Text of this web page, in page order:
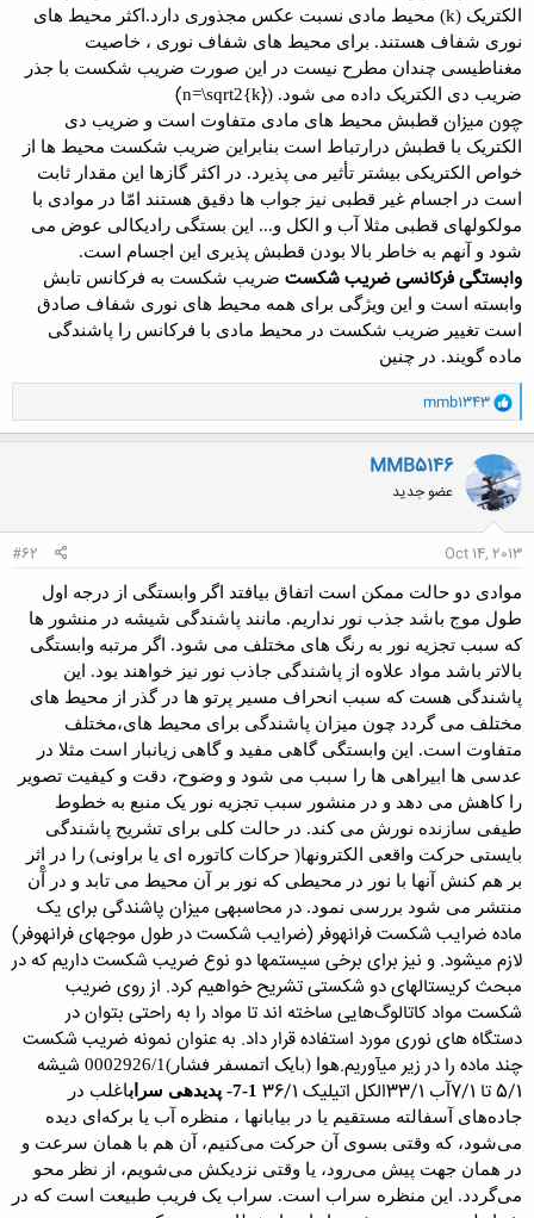
الکتریک (k) محیط مادی نسبت عکس مجذوری دارد.اکثر محیط های
نوری شفاف هستند. برای محیط های شفاف نوری ، خاصیت
مغناطیسی چندان مطرح نیست در این صورت ضریب شکست با جذر
ضریب دی الکتریک داده می شود. (
n=\sqrt2{k})
چون میزان قطبش محیط های مادی متفاوت است و ضریب دی
الکتریک با قطبش درارتباط است بنابراین ضریب شکست محیط ها از
خواص الکتریکی بیشتر تأثیر می پذیرد. در اکثرگاز ها این مقدار ثابت
است در اجسام غیر قطبی نیز جواب ها دقیق هستند امّا در موادی با
مولکولهای قطبی مثلا آب و الکل و... این بستگی رادیکالی عوض می
شود و آنهم به خاطر بالا بودن قطبش پذیری این اجسام است.
وابستگی فرکانسی ضریب شکست ضریب شکست به فرکانس تابش
وابسته است و این ویژگی برای همه محیط های نوری شفاف صادق
است تغییر ضریب شکست در محیط مادی با فرکانس را پاشندگی
ماده گویند. در چنین
و
ا
ک
ن
ش
ه
ا
mmb1343
MMB5146
عضو جدید
Oct 14, 2013
#62
موادی دو حالت ممکن است اتفاق بیافتد اگر وابستگی از درجه اول
طول موج باشد جذب نور نداریم. مانند پاشندگی شیشه در منشور ها
که سبب تجزیه نور به رنگ های مختلف می شود. اگر مرتبه وابستگی
بالاتر باشد مواد علاوه از پاشندگی جاذب نور نیز خواهند بود. این
پاشندگی هست که سبب
انحراف مسیر پرتو ها در گذر از محیط های
مختلف می گردد چون میزان پاشندگی برای محیط های،مختلف
متفاوت است.
این وابستگی گاهی مفید و گاهی زیانبار است مثلا در
عدسی ها ابیراهی ها را سبب می شود و وضوح، دقت و کیفیت تصویر
را کاهش می دهد و در منشور سبب تجزیه نور یک منبع به خطوط
طیفی سازنده نور ش می کند. در حالت کلی برای تشریح پاشندگی
بایستی حرکت واقعی
الکترونها( حرکات کاتوره ای یا براونی) را در اثر
بر هم کنش آنها با نور در محیطی که نور بر آن محیط می تابد و در آْن
منتشر می شود بررسی نمود. در محاسبه­ی میزان پاشندگی برای یک
ماده ضرایب شکست فرانهوفر (ضرایب شکست در طول موج­های فرانهوفر)
لازم می­شود. و نیز برای برخی سیستم­ها دو نوع ضریب شکست داریم که در
مبحث کریستال­های دو شکستی تشریح خواهیم کرد. از روی ضریب
شکست مواد کاتالوگ‌هایی ساخته اند تا مواد را به راحتی بتوان در
دستگاه های نوری مورد استفاده قرار داد. به عنوان نمونه ضریب شکست
چند ماده را در زیر می­آوریم.هوا (بایک اتمسفر فشار )0002926/1
شیشه
5/1 تا 7/1
آب الکل اتیلیک 36/1 1-7- پدیده­ی سراب
اغلب در
جاده‌های آسفالته مستقیم یا در بیابانها ، منظره آب یا برکه‌ای دیده
می‌شود، که وقتی بسوی آن حرکت می‌کنیم، آن هم با همان سرعت و
در همان جهت پیش می‌رود، یا وقتی نزدیکش می‌شویم، از نظر محو
می‌گردد. این منظره سراب است. سراب یک فریب طبیعت است که در